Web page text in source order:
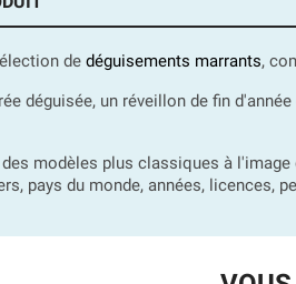
de déguisements marrants,
déguisée, un réveillon de fin
modèles plus classiques à
pays du monde, années, licences,